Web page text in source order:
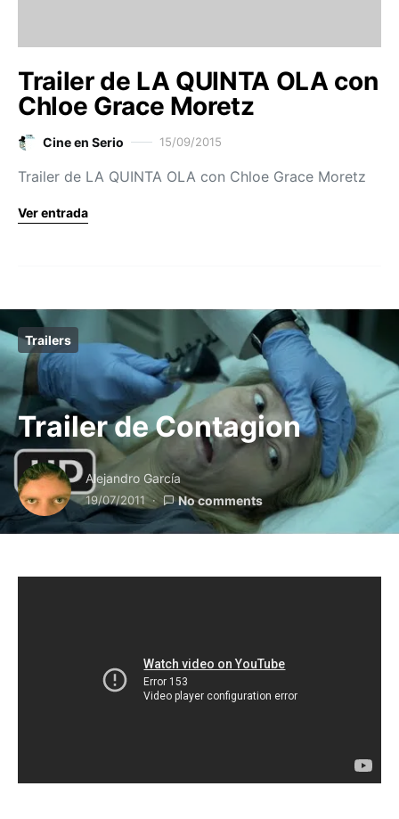
Trailer de LA QUINTA OLA con
Chloe Grace Moretz
Cine en Serio 15/09/2015
Trailer de LA QUINTA OLA con Chloe Grace Moretz
Ver entrada
Trailers
Trailer de Contagion
Alejandro García
19/07/2011 No comments